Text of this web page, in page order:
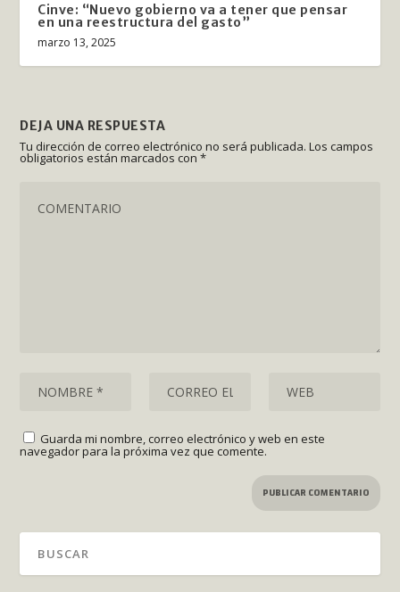
Cinve: “Nuevo gobierno va a tener que pensar
en una reestructura del gasto”
marzo 13, 2025
DEJA UNA RESPUESTA
Tu dirección de correo electrónico no será publicada. Los campos
obligatorios están marcados con*
Guarda mi nombre, correo electrónico y web en este
navegador para la próxima vez que comente.